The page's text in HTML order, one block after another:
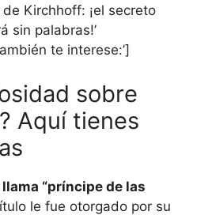
Kirchhoff: ¡el secreto
sin palabras!’
te interese:’]
sobre
Aquí tienes
“príncipe de las
le fue otorgado por su